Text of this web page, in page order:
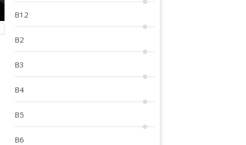
B12
B2
B3
B4
B5
B6